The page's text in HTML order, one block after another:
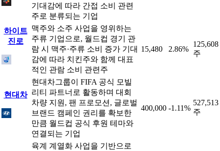
기대감에 따라 간접 소비 관련
주로 분류되는 기업
하이트
진로
맥주와 소주 사업을 영위하는
주류 기업으로, 월드컵 경기 관
람 시 맥주·주류 소비 증가 기대
감에 따라 치킨주와 함께 대표
적인 관람 소비 관련주
15,480 2.86%
125,608
주
현대차
현대차그룹이 FIFA 공식 모빌
리티 파트너로 활동하며 대회
차량 지원, 팬 프로모션, 글로벌
브랜드 캠페인 권리를 확보한
만큼 월드컵 공식 후원 테마와
연결되는 기업
400,000 -1.11%
527,513
주
육계 계열화 사업을 기반으로